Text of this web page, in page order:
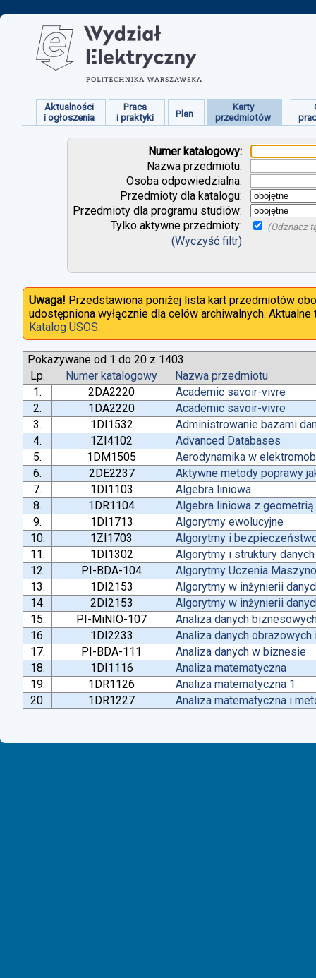
Aktualności
i ogłoszenia
Praca
i praktyki
Plan
Karty
przedmiotów
Numer katalogowy:
Nazwa przedmiotu:
Osoba odpowiedzialna:
Przedmioty dla katalogu:
Przedmioty dla programu studiów:
Tylko aktywne przedmioty:
(Odznacz
(Wyczyść filtr)
Uwaga! Przedstawiona poniżej lista kart przedmiotów
udostępniona wyłącznie dla celów archiwalnych.
Katalog USOS.
Pokazywane od 1 do 20 z 1403
Lp.
Numer katalogowy
Nazwa przedmiotu
1.
2DA2220
Academic savoir-vivre
2.
1DA2220
Academic savoir-vivre
3.
1DI1532
Administrowanie bazami
4.
1ZI4102
Advanced Databases
5.
1DM1505
Aerodynamika w
6.
2DE2237
Aktywne metody poprawy
7.
1DI1103
Algebra liniowa
8.
1DR1104
Algebra liniowa z geometrią
9.
1DI1713
Algorytmy ewolucyjne
10.
1ZI1703
Algorytmy i
11.
1DI1302
Algorytmy i struktury danych
12.
PI-BDA-104
Algorytmy Uczenia
13.
1DI2153
Algorytmy w inżynierii
14.
2DI2153
Algorytmy w inżynierii
15.
PI-MiNIO-107
Analiza danych
16.
1DI2233
Analiza danych
17.
PI-BDA-111
Analiza danych w biznesie
18.
1DI1116
Analiza matematyczna
19.
1DR1126
Analiza matematyczna 1
20.
1DR1227 Analiza matematyczna i